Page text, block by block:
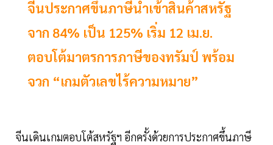
จีนประกาศขึ้นภาษีนำเข้าสินค้าสหรัฐ
จาก 84% เป็น 125% เริ่ม 12 เม.ย.
ตอบโต้มาตรการภาษีของทรัมป์ พร้อม
จวก “เกมตัวเลขไร้ความหมาย”
จีนเดินเกมตอบโต้สหรัฐฯ อีกครั้งด้วยการประกาศขึ้นภาษี